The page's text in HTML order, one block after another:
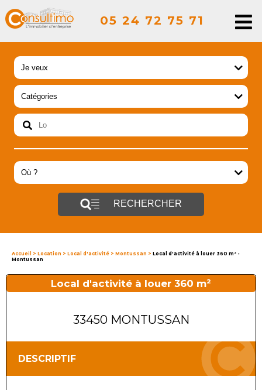
05 24 72 75 71
RECHERCHER
Accueil > Location > Local d'activité > Montussan > Local d'activité à louer 360 m² -
Montussan
Local d'activité à louer 360 m²
33450 MONTUSSAN
DESCRIPTIF